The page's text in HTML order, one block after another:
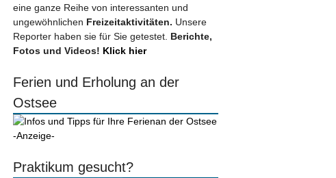
eine ganze Reihe von interessanten und
ungewöhnlichen Freizeitaktivitäten. Unsere
Reporter haben sie für Sie getestet. Berichte,
Fotos und Videos! Klick hier
Ferien und Erholung an der
Ostsee
-Anzeige-
Praktikum gesucht?